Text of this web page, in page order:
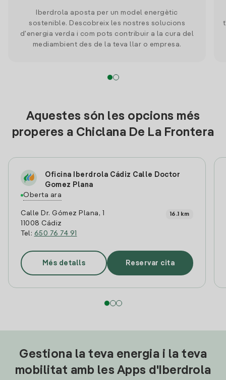
Iberdrola aposta per un model energètic
sostenible. Descobreix les nostres solucions
d'energia verda i com pots contribuir a la cura del
mediambient des de la teva llar o empresa.
Aquestes són les opcions més
properes a Chiclana De La Frontera
Oficina Iberdrola Cádiz Calle Doctor
Gomez Plana
Oberta ara
Calle Dr. Gómez Plana, 1
11008 Cádiz
Tel: 650 76 74 91
16.1 km
Més detalls Reservar cita
Gestiona la teva energia i la teva
mobilitat amb les Apps d'Iberdrola